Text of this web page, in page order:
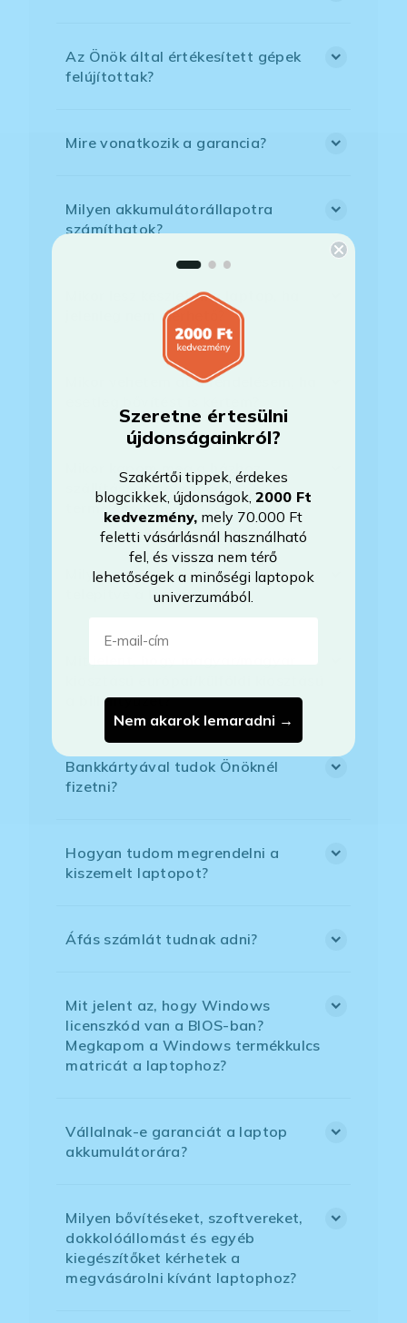
Az Önök által értékesített gépek
felújítottak?
Mire vonatkozik a garancia?
Milyen akkumulátorállapotra
számíthatok?
Mikor lesz készleten a laptop, ha
jelenleg nem elérhető?
Mikor vehetem át a rendelésem, ha
Mikor kapom meg a házhoz
szállítással megrendelt
termékemet?
Milyen szoftverek vannak előre
telepítve a laptopra?
a billentyűzet?
Bankkártyával tudok Önöknél
fizetni?
Hogyan tudom megrendelni a
kiszemelt laptopot?
Áfás számlát tudnak adni?
Mit jelent az, hogy Windows
licenszkód van a BIOS-ban?
Megkapom a Windows termékkulcs
matricát a laptophoz?
Vállalnak-e garanciát a laptop
akkumulátorára?
Milyen bővítéseket, szoftvereket,
dokkolóállomást és egyéb
kiegészítőket kérhetek a
megvásárolni kívánt laptophoz?
Szeretne értesülni
újdonságainkról?
Szakértői tippek, érdekes
blogcikkek, újdonságok,2000 Ft
kedvezmény, mely 70.000 Ft
feletti vásárlásnál használható
fel, és vissza nem térő
lehetőségek a minőségi laptopok
univerzumából.
Nem akarok lemaradni →